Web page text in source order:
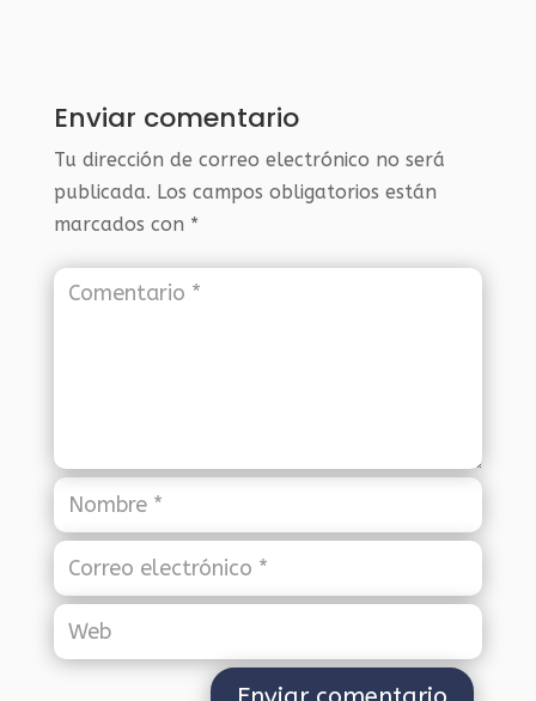
Enviar comentario
Tu dirección de correo electrónico no será
publicada. Los campos obligatorios están
marcados con *